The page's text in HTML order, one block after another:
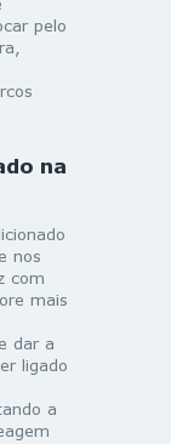
pelo
na
nos
com
mais
dar a
ligado
a